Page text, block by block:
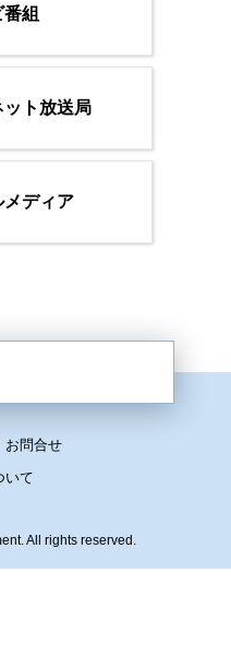
組
ット放送局
メディア
いて
All rights reserved.